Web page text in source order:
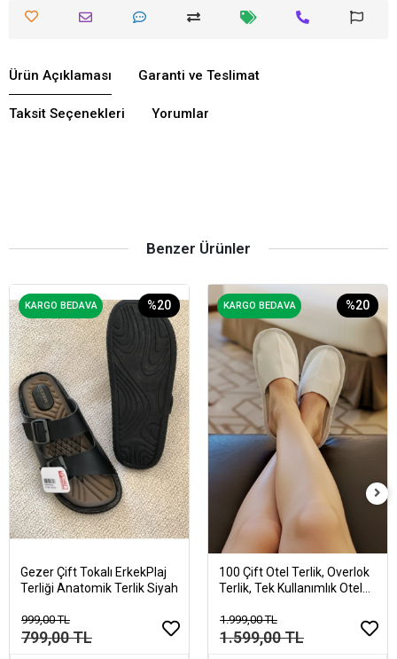
Ürün Açıklaması Garanti ve Teslimat
Taksit Seçenekleri Yorumlar
Benzer Ürünler
KARGO BEDAVA %20
Gezer Çift Tokalı ErkekPlaj
Terliği Anatomik Terlik Siyah
999,00 TL
799,00 TL
KARGO BEDAVA %20
100 Çift Otel Terlik, Overlok
Terlik, Tek Kullanımlık Otel
1.999,00 TL
1.599,00 TL